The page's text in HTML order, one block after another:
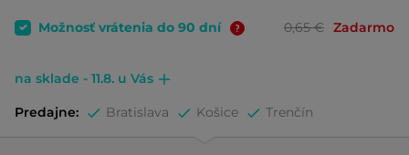
Možnosť vrátenia do 90 dní 0,65 € Zadarmo
na sklade - 11.8. u Vás
Predajne: Bratislava Košice Trenčín